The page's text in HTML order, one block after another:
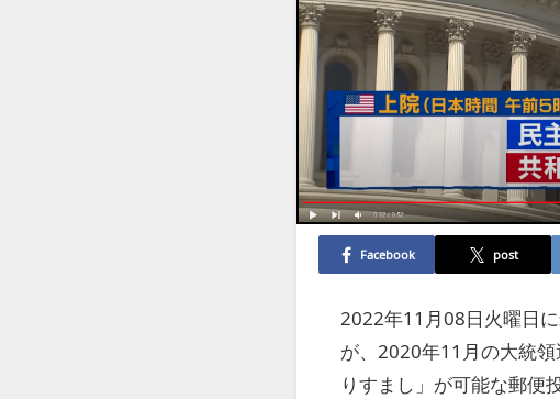
Facebook post
2022年11月08日火曜日
が、2020年11月の大統
りすまし」が可能な郵便